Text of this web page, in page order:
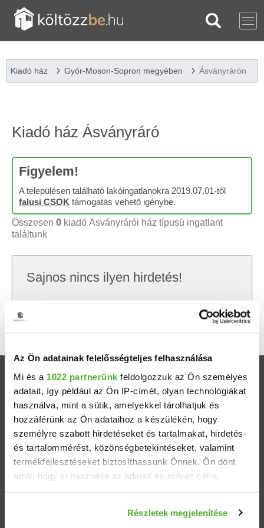
Az Ön adatainak felelősségteljes felhasználása
Mi és a 1022 partnerünk feldolgozzuk az Ön személyes
adatait, így például az Ön IP-címét, olyan technológiákat
használva, mint a sütik, amelyekkel tárolhatjuk és
hozzáférünk az Ön adataihoz a készülékén, hogy
személyre szabott hirdetéseket és tartalmakat, hirdetés-
és tartalommérést, közönségbetekintéseket, valamint
termékfejlesztéseket biztosíthassunk Önnek. Ön dönt
arról, hogy ki használja az adatait és milyen célra.
Információgyűjtés az Ön földrajzi elhelyezkedéséről
Részletek megjelenítése
Kiadó ház Győr-Moson-Sopron megyében Ásványrárón
Kiadó ház Ásványráró
Figyelem!
A településen található lakóingatlanokra 2019.07.01-től
falusi CSOK támogatás vehető igénybe.
Összesen 0 kiadó Ásványrárói ház típusú ingatlant
találtunk
Sajnos nincs ilyen hirdetés!
keresni, hátha akkor megtalálod, amit keresel.
Ingatlanok
Eladó házak
Eladó lakások
Települések